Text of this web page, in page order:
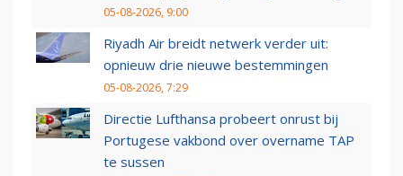
05-08-2026, 9:00
Riyadh Air breidt netwerk verder uit:
opnieuw drie nieuwe bestemmingen
05-08-2026, 7:29
Directie Lufthansa probeert onrust bij
Portugese vakbond over overname TAP
te sussen